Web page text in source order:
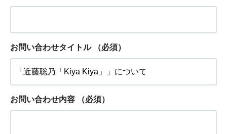
お問い合わせタイトル （必須）
お問い合わせ内容 （必須）